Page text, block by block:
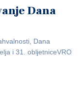
Dana
Dana
i 31. obljetniceVRO